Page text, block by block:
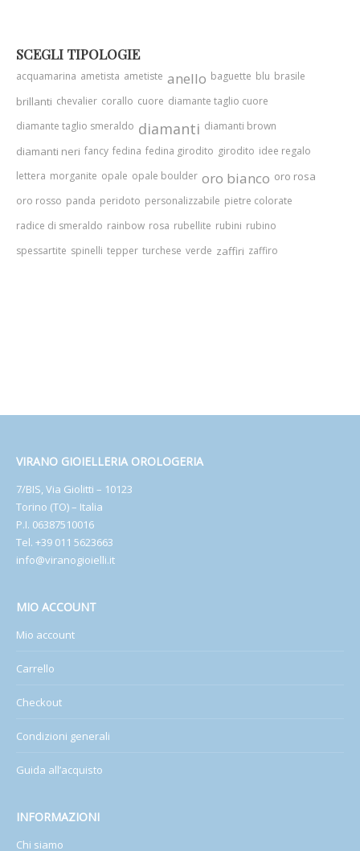
SCEGLI TIPOLOGIE
acquamarina ametista ametiste anello baguette blu brasile
brillanti chevalier corallo cuore diamante taglio cuore
diamante taglio smeraldo diamanti diamanti brown
diamanti neri fancy fedina fedina girodito girodito idee regalo
lettera morganite opale opale boulder oro bianco oro rosa
oro rosso panda peridoto personalizzabile pietre colorate
radice di smeraldo rainbow rosa rubellite rubini rubino
spessartite spinelli tepper turchese verde zaffiri zaffiro
VIRANO GIOIELLERIA OROLOGERIA
7/BIS, Via Giolitti – 10123
Torino (TO) – Italia
P.I. 06387510016
Tel. +39 011 5623663
info@viranogioielli.it
MIO ACCOUNT
Mio account
Carrello
Checkout
Condizioni generali
Guida all’acquisto
INFORMAZIONI
Chi siamo